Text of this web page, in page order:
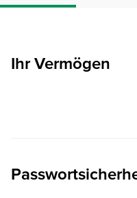
Ihr Vermögen